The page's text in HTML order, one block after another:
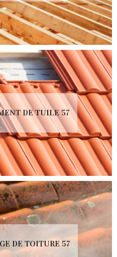
DE TUILE 57
DE TOITURE 57